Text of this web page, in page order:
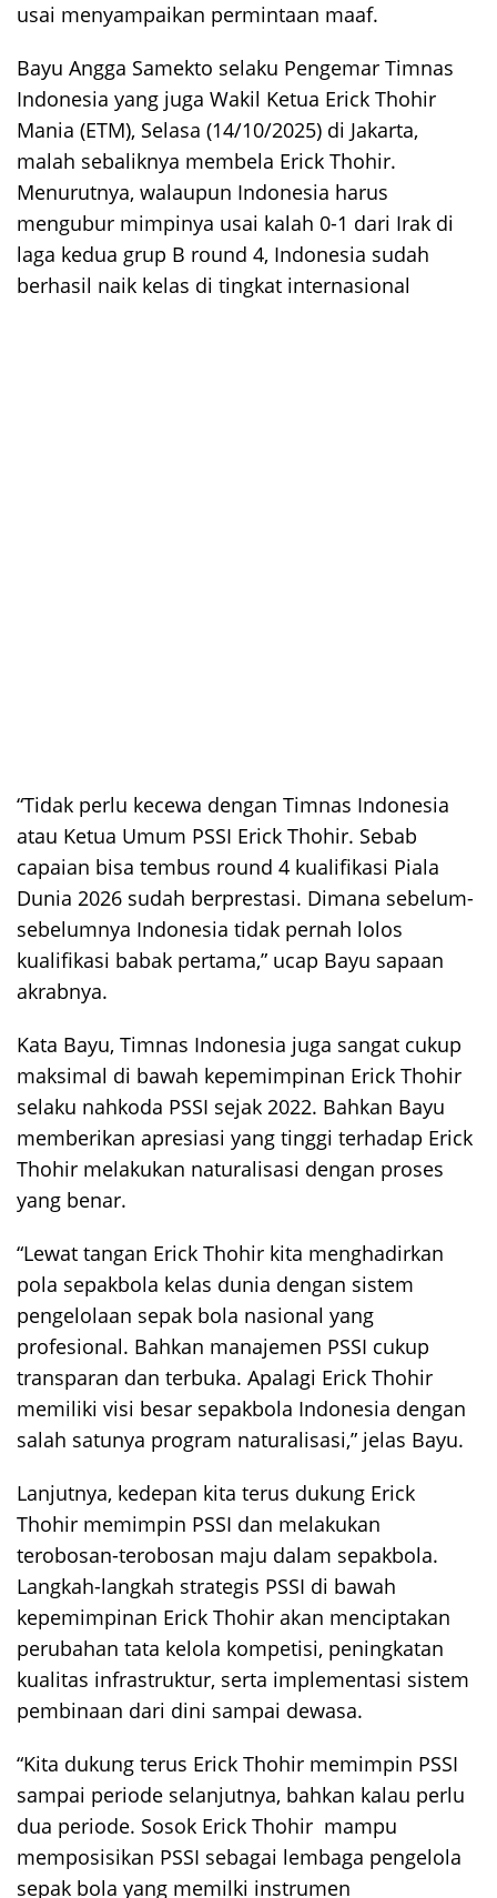
usai menyampaikan permintaan maaf.
Bayu Angga Samekto selaku Pengemar Timnas
Indonesia yang juga Wakil Ketua Erick Thohir
Mania (ETM), Selasa (14/10/2025) di Jakarta,
malah sebaliknya membela Erick Thohir.
Menurutnya, walaupun Indonesia harus
mengubur mimpinya usai kalah 0-1 dari Irak di
laga kedua grup B round 4, Indonesia sudah
berhasil naik kelas di tingkat internasional
“Tidak perlu kecewa dengan Timnas Indonesia
atau Ketua Umum PSSI Erick Thohir. Sebab
capaian bisa tembus round 4 kualifikasi Piala
Dunia 2026 sudah berprestasi. Dimana sebelum-
sebelumnya Indonesia tidak pernah lolos
kualifikasi babak pertama,” ucap Bayu sapaan
akrabnya.
Kata Bayu, Timnas Indonesia juga sangat cukup
maksimal di bawah kepemimpinan Erick Thohir
selaku nahkoda PSSI sejak 2022. Bahkan Bayu
memberikan apresiasi yang tinggi terhadap Erick
Thohir melakukan naturalisasi dengan proses
yang benar.
“Lewat tangan Erick Thohir kita menghadirkan
pola sepakbola kelas dunia dengan sistem
pengelolaan sepak bola nasional yang
profesional. Bahkan manajemen PSSI cukup
transparan dan terbuka. Apalagi Erick Thohir
memiliki visi besar sepakbola Indonesia dengan
salah satunya program naturalisasi,” jelas Bayu.
Lanjutnya, kedepan kita terus dukung Erick
Thohir memimpin PSSI dan melakukan
terobosan-terobosan maju dalam sepakbola.
Langkah-langkah strategis PSSI di bawah
kepemimpinan Erick Thohir akan menciptakan
perubahan tata kelola kompetisi, peningkatan
kualitas infrastruktur, serta implementasi sistem
pembinaan dari dini sampai dewasa.
“Kita dukung terus Erick Thohir memimpin PSSI
sampai periode selanjutnya, bahkan kalau perlu
dua periode. Sosok Erick Thohir mampu
memposisikan PSSI sebagai lembaga pengelola
sepak bola yang memilki instrumen